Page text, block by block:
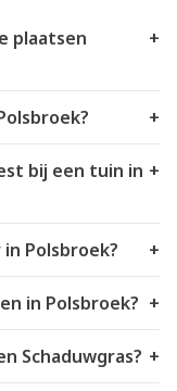
plaatsen
+
+
bij een tuin in +
Polsbroek? +
in Polsbroek? +
Schaduwgras? +